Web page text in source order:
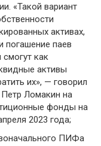
«Такой вариант
активах,
погашение паев
как
активы
их», — говорил
Ломакин на
фонды на
2023 года;
ПИФа